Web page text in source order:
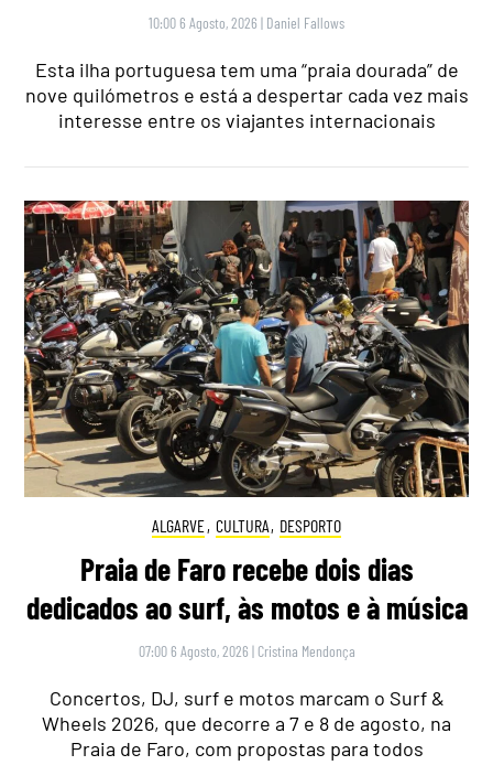
10:00 6 Agosto, 2026 | Daniel Fallows
Esta ilha portuguesa tem uma “praia dourada” de
nove quilómetros e está a despertar cada vez mais
interesse entre os viajantes internacionais
ALGARVE, CULTURA, DESPORTO
Praia de Faro recebe dois dias
dedicados ao surf, às motos e à música
07:00 6 Agosto, 2026 | Cristina Mendonça
Concertos, DJ, surf e motos marcam o Surf &
Wheels 2026, que decorre a 7 e 8 de agosto, na
Praia de Faro, com propostas para todos